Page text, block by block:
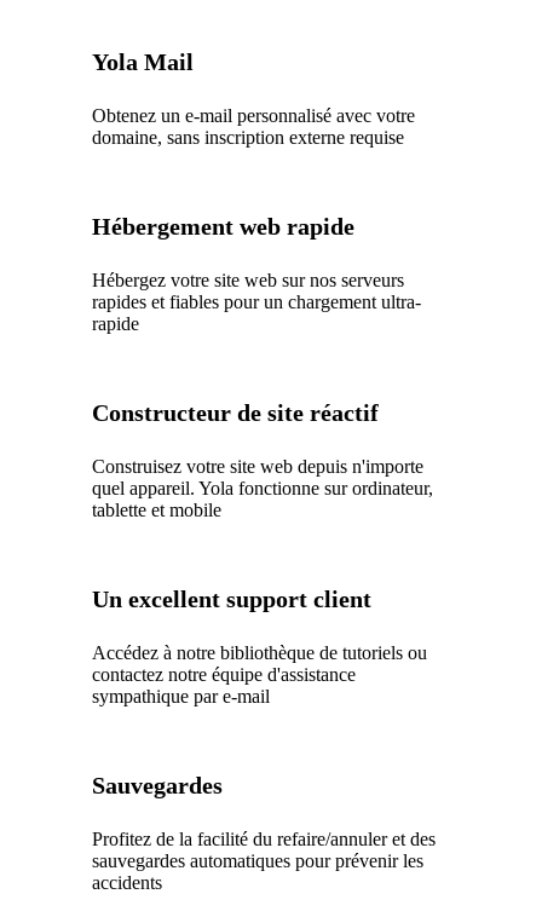
Yola Mail
Obtenez un e-mail personnalisé avec votre
domaine, sans inscription externe requise
Hébergement web rapide
Hébergez votre site web sur nos serveurs
rapides et fiables pour un chargement ultra-
rapide
Constructeur de site réactif
Construisez votre site web depuis n'importe
quel appareil. Yola fonctionne sur ordinateur,
tablette et mobile
Un excellent support client
Accédez à notre bibliothèque de tutoriels ou
contactez notre équipe d'assistance
sympathique par e-mail
Sauvegardes
Profitez de la facilité du refaire/annuler et des
sauvegardes automatiques pour prévenir les
accidents